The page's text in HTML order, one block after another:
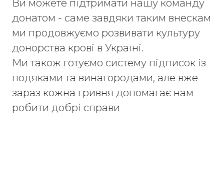
Ви можете підтримати нашу команду
донатом - саме завдяки таким внескам
ми продовжуємо розвивати культуру
донорства крові в Україні.
Ми також готуємо систему підписок із
подяками та винагородами, але вже
зараз кожна гривня допомагає нам
робити добрі справи